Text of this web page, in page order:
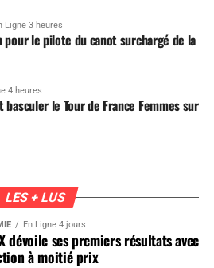
Ligne 3 heures
pour le pilote du canot surchargé de la
4 heures
basculer le Tour de France Femmes sur
LES + LUS
En Ligne 4 jours
dévoile ses premiers résultats avec
à moitié prix